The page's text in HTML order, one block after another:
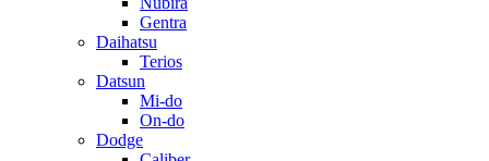
Gentra
Daihatsu
Terios
Datsun
Mi-do
On-do
Dodge